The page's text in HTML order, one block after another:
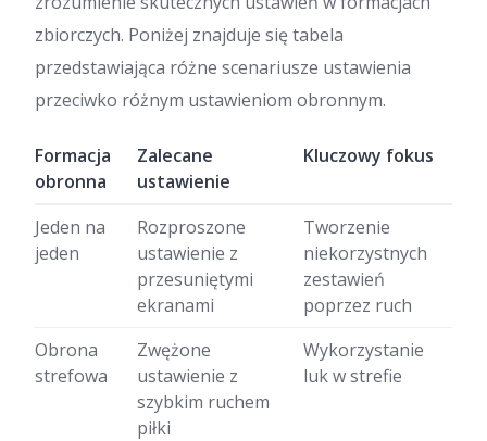
zbiorczych. Poniżej znajduje się tabela
przedstawiająca różne scenariusze ustawienia
przeciwko różnym ustawieniom obronnym.
Formacja
obronna
Zalecane
ustawienie
Kluczowy fokus
Jeden na
jeden
Rozproszone
ustawienie z
przesuniętymi
ekranami
Tworzenie
niekorzystnych
zestawień
poprzez ruch
Obrona
strefowa
Zwężone
ustawienie z
szybkim ruchem
piłki
Wykorzystanie
luk w strefie